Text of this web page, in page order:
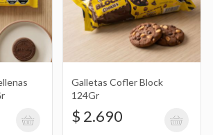
Bonobon Bites 130Gr
$ 8.490
Galletas Cofler Block
124Gr
$ 2.690